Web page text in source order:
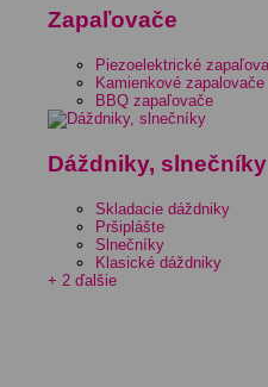
Zapaľovače
Piezoelektrické
Kamienkové zapalovače
BBQ zapaľovače
Dáždniky, slnečníky
Skladacie dáždniky
Pršiplášte
Slnečníky
Klasické dáždniky
+ 2 ďalšie